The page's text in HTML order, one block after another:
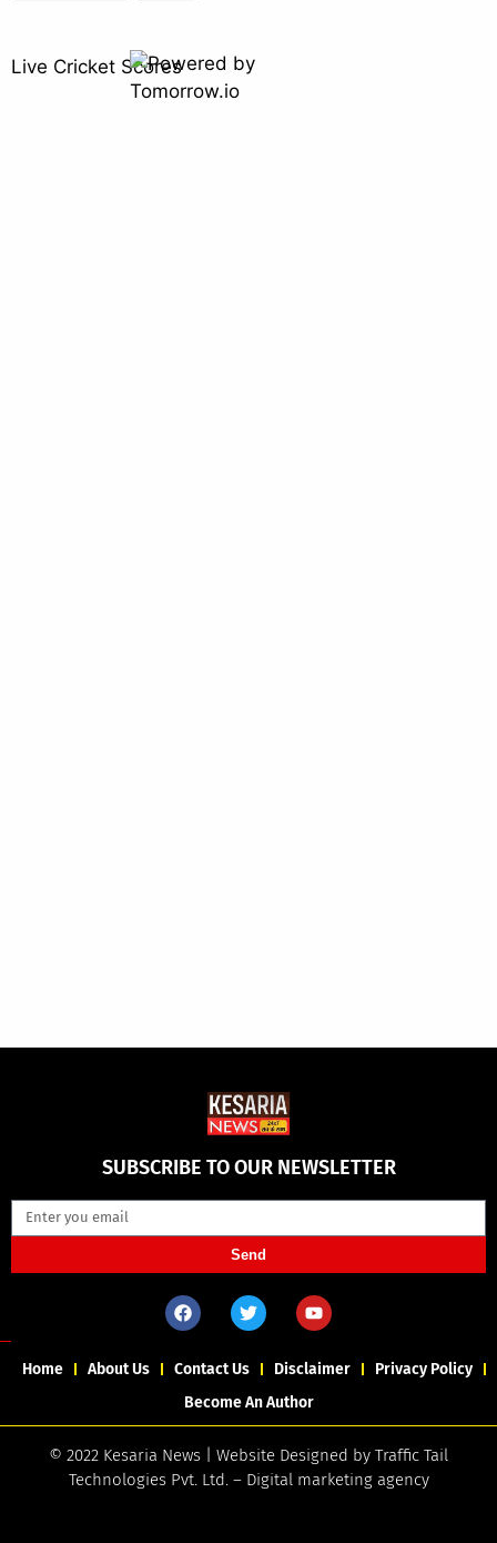
Live Cricket Scores
SUBSCRIBE TO OUR NEWSLETTER
Send
Home About Us Contact Us Disclaimer
Privacy Policy
Become An Author
© 2022 Kesaria News | Website Designed by Traffic Tail
Technologies Pvt. Ltd.– Digital marketing agency